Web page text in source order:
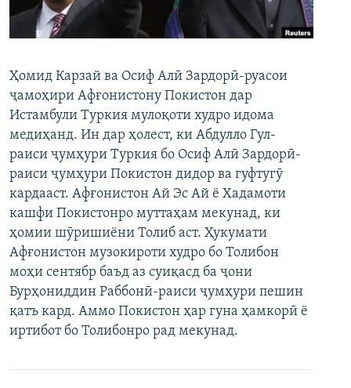
ГУЗОРИШҲОИ РАДИОӢ
Русский
ПАЙГИРӢ КУНЕД
Ҳамаи сомонаҳои RFE/RL
Ҳомид Карзай ва Осиф Алӣ Зардорӣ-руасои
ҷамоҳири Афғонистону Покистон дар
Истамбули Туркия мулоқоти худро идома
медиҳанд. Ин дар ҳолест, ки Абдулло Гул-
раиси ҷумҳури Туркия бо Осиф Алӣ Зардорӣ-
раиси ҷумҳури Покистон дидор ва гуфтугӯ
кардааст. Афғонистон Ай Эс Ай ё Хадамоти
кашфи Покистонро муттаҳам мекунад, ки
ҳомии шӯришиёни Толиб аст. Ҳукумати
Афғонистон музокироти худро бо Толибон
моҳи сентябр баъд аз суиқасд ба ҷони
Бурҳониддин Раббонӣ-раиси ҷумҳури пешин
қатъ кард. Аммо Покистон ҳар гуна ҳамкорӣ ё
иртибот бо Толибонро рад мекунад.